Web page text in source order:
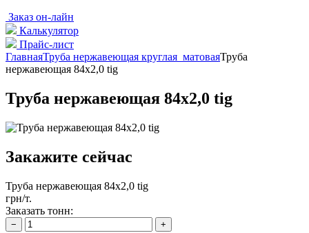
Заказ он-лайн
Калькулятор
Прайс-лист
ГлавнаяТруба нержавеющая круглая матоваяТруба
нержавеющая 84х2,0 tig
Труба нержавеющая 84х2,0 tig
Закажите сейчас
Труба нержавеющая 84х2,0 tig
грн/т.
Заказать тонн: